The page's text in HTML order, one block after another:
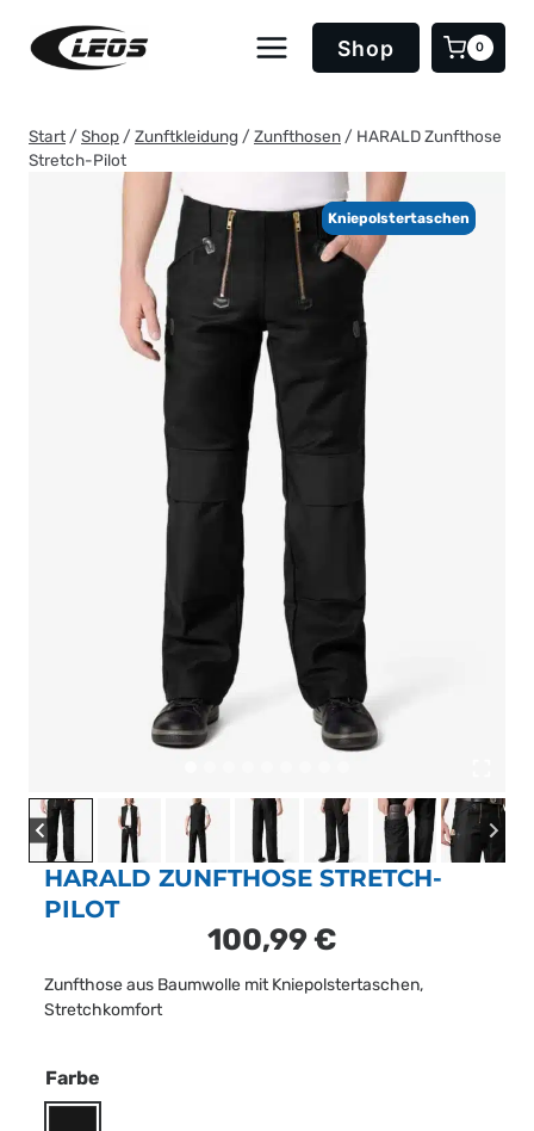
Inhalt
springen
Shop 0
Start / Shop / Zunftkleidung / Zunfthosen / HARALD Zunfthose
Stretch-Pilot
Kniepolstertaschen
Kniepolstertaschen
HARALD ZUNFTHOSE STRETCH-
PILOT
100,99€
Zunfthose aus Baumwolle mit Kniepolstertaschen,
Stretchkomfort
Farbe